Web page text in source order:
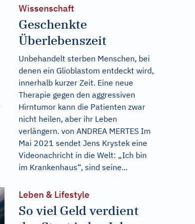
Wissenschaft
Geschenkte
Überlebenszeit
Unbehandelt sterben Menschen, bei
denen ein Glioblastom entdeckt wird,
innerhalb kurzer Zeit. Eine neue
Therapie gegen den aggressiven
Hirntumor kann die Patienten zwar
nicht heilen, aber ihr Leben
verlängern. von ANDREA MERTES Im
Mai 2021 sendet Jens Krystek eine
Videonachricht in die Welt: „Ich bin
im Krankenhaus“, sind seine...
Leben & Lifestyle
So viel Geld verdient